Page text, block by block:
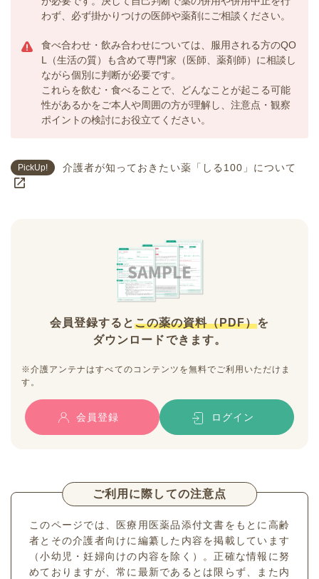
わず、必ず掛かりつけの医師や薬剤にご相談ください。
食べ合わせ・飲み合わせについては、服用される方のQO
L（生活の質）も含めて専門家（医師、薬剤師）に相談し
ながら個別に判断が必要です。
これらを飲む・食べることで、どんなことが起こる可能
性があるかをご本人や周囲の方が理解し、注意点・観察
ポイントの検討にお役立てください。
PickUp! 介護者が知っておきたい薬「しる100」について
会員登録するとこの薬の資料（PDF）を
ダウンロードできます。
※介護アンテナはすべてのコンテンツを無料でご利用いただけま
す。
会員登録 ログイン
ご利用に際しての注意点
このページでは、医療用医薬品添付文書をもとに高齢
者とその介護者向けに編纂した内容を掲載しています
（小幼児・妊婦向けの内容を除く）。正確な情報に努
めておりますが、常に最新であるとは限らず、また内